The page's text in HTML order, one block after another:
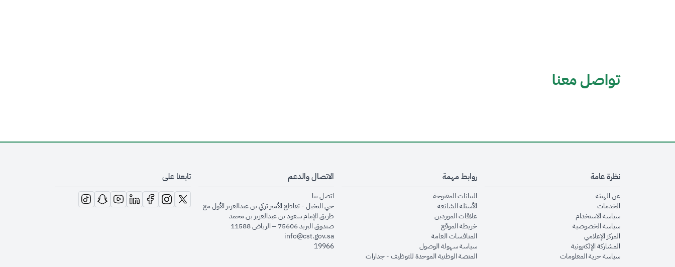
تواصل معنا
نظرة عامة
عن الهيئةopens in new window
الخدماتopens in new window
سياسة الاستخدامopens in new window
سياسة الخصوصيةopens in new window
المركز الإعلاميopens in new window
المشاركة الإلكترونيةopens in new window
سياسة حرية المعلوماتopens in new window
روابط مهمة
البيانات المفتوحةopens in new window
الأسئلة الشائعةopens in new window
علاقات الموردينopens in new window
خريطة الموقعopens in new window
المنافسات العامةopens in new window
سياسة سهولة الوصولopens in new window
المنصة الوطنية الموحدة للتوظيف - جداراتopens in new window
الاتصال والدعم
اتصل بنا
حي النخيل - تقاطع الأمير تركي بن عبدالعزيز الأول مع
طريق الإمام سعود بن عبدالعزيز بن محمد
صندوق البريد 75606 – الرياض 11588
info@cst.gov.sa
19966
تابعنا على
opens in new window
opens in new window
opens in new window
opens in new window
opens in new window
opens in new window
opens in new window